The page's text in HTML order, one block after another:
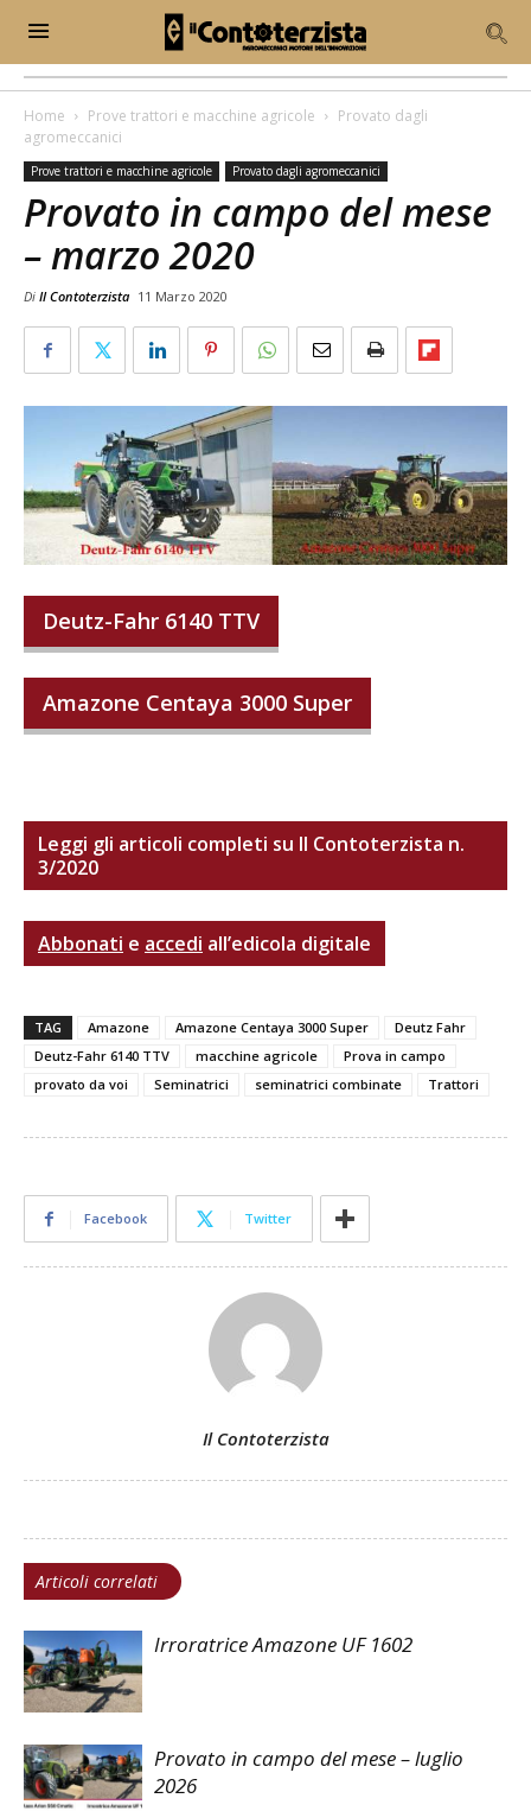
Home Prove trattori e macchine agricole
Provato dagli
agromeccanici
Prove trattori e macchine agricole Provato dagli agromeccanici
Provato in campo del mese
– marzo 2020
Di Il Contoterzista 11 Marzo 2020
Deutz-Fahr 6140 TTV
Amazone Centaya 3000 Super
Leggi gli articoli completi su Il Contoterzista n.
3/2020
Abbonati e accedi all’edicola digitale
TAG Amazone Amazone Centaya 3000 Super
Deutz Fahr
Deutz-Fahr 6140 TTV
macchine agricole
Prova in campo
provato da voi
Seminatrici seminatrici combinate Trattori
Facebook Twitter
Il Contoterzista
Articoli correlati
Irroratrice Amazone UF 1602
Provato in campo del mese – luglio
2026